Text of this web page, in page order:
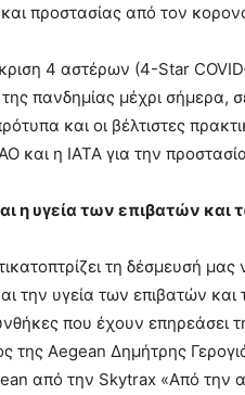
προστασίας από τον
4 αστέρων (4-Star
πανδημίας μέχρι σήμερα,
και οι βέλτιστες
και η ΙΑΤΑ για την
η υγεία των επιβατών
τη δέσμευσή
την υγεία των επιβατών
που έχουν επηρεάσει τη
της Aegean Δημήτρης
από την Skytrax «Από την